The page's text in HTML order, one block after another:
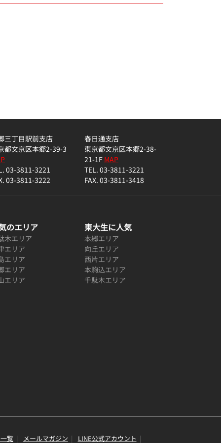
三丁目駅前支店
都文京区本郷2-39-3
03-3811-3221
03-3811-3222
春日通支店
東京都文京区本郷2-38-
21-1FMAP
TEL. 03-3811-3221
FAX. 03-3811-3418
のエリア
木エリア
エリア
エリア
エリア
エリア
東大生に人気
本郷エリア
向丘エリア
西片エリア
本駒込エリア
千駄木エリア
覧 メールマガジン LINE公式アカウント